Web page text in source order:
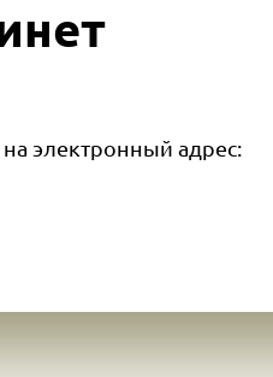
электронный адрес: